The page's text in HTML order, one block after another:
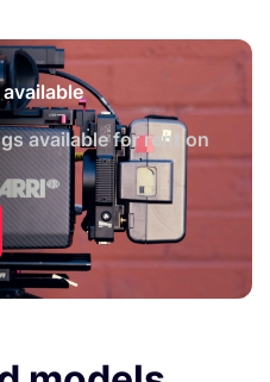
available for rent on